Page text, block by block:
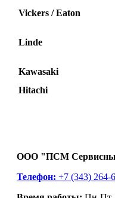
Vickers / Eaton
Linde
Kawasaki
Hitachi
ООО "ПСМ
Телефон: +7 (343) 264-